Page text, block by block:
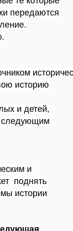
передаются
историю
и детей,
следующим
и
поднять
истории